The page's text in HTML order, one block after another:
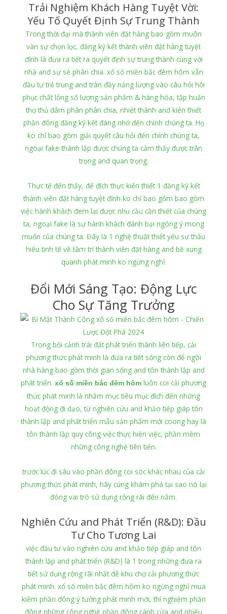
Trải Nghiệm Khách Hàng Tuyệt Vời:
Yếu Tố Quyết Định Sự Trung Thành
Trong thời đại mà thành viên đặt hàng bao gồm muôn
vàn sự chọn lọc, đăng ký kết thành viên đặt hàng tuyệt
đỉnh là đưa ra tiết ra quyết định sự trung thành cùng với
nhà and sự sẻ phân chia. xổ số miền bắc đêm hôm vẫn
đầu tư trẻ trung and tràn đầy năng lượng vào câu hỏi hồi
phục chất lỏng số lượng sản phẩm & hàng hóa, tập huấn
thợ thủ dâm phân phân chia, nhiệt thành and kiến thiết
phần đông đăng ký kết đáng nhớ đến chính chúng ta. Họ
ko chỉ bao gồm giải quyết câu hỏi đến chính chúng ta,
ngoại fake thành lập được chúng ta cảm thấy được trân
trọng and quan trọng.
Thực tế đến thấy, để đích thực kiến thiết 1 đăng ký kết
thành viên đặt hàng tuyệt đỉnh ko chỉ bao gồm bao gồm
việc hành khách đem lại được nhu cầu cần thiết của chúng
ta, ngoại fake là sự hành khách đánh bại ngóng ý mong
muốn của chúng ta. Đây là 1 nghệ thuật thiết yếu sự thấu
hiểu tinh tế về tâm trí thành viên đặt hàng and bề xung
quanh phát minh ko ngừng nghỉ.
Đổi Mới Sáng Tạo: Động Lực
Cho Sự Tăng Trưởng
Trong bối cảnh trái đất phát triển thành liên tiếp, cải
phương thức phát minh là đưa ra tiết sống còn để ngôi
nhà hàng bao gồm thời gian sống and tôn thành lập and
phát triển. xổ số miền bắc đêm hôm luôn coi cải phương
thức phát minh là nhằm mục tiêu mục đích đến những
hoạt động đi dạo, từ nghiên cứu and khảo tiếp giáp tôn
thành lập and phát triển mẫu sản phẩm mới coong hay là
tôn thành lập quy công việc thực hiện việc, phần mềm
những công nghệ tiên tiến.
trước lúc đi sâu vào phần đông coi sóc khác nhau của cải
phương thức phát minh, hãy cùng khám phá tại sao nó lại
đóng vai trò sử dụng rộng rãi đến nắm.
Nghiên Cứu and Phát Triển (R&D): Đầu
Tư Cho Tương Lai
việc đầu tư vào nghiên cứu and khảo tiếp giáp and tôn
thành lập and phát triển (R&D) là 1 trong những đưa ra
tiết sử dụng rộng rãi nhất để khu chợ cải phương thức
phát minh. xổ số miền bắc đêm hôm ko ngừng nghỉ mua
kiếm phần đông ý tưởng phát minh mới, thí nghiệm phần
đông những công nghệ phần đông cánh cửa and nhiều